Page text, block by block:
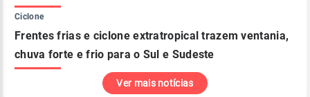
Ciclone
Frentes frias e ciclone extratropical trazem ventania,
chuva forte e frio para o Sul e Sudeste
Ver mais notícias